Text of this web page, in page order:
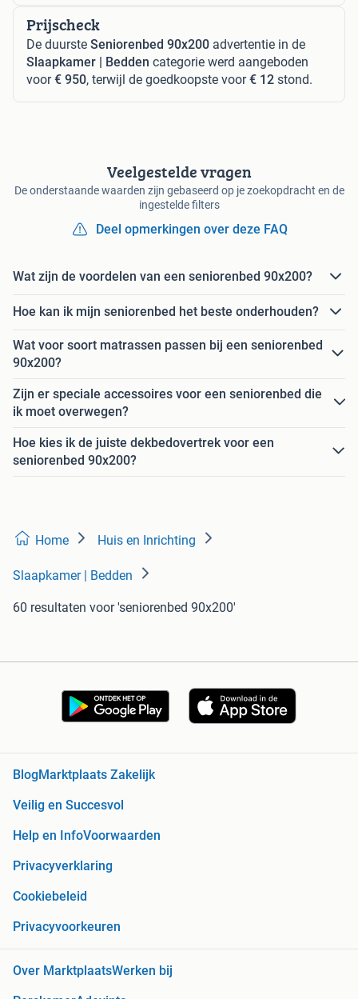
Prijscheck
De duurste Seniorenbed 90x200 advertentie in de
Slaapkamer | Bedden categorie werd aangeboden
voor€ 950, terwijl de goedkoopste voor€ 12 stond.
Veelgestelde vragen
De onderstaande waarden zijn gebaseerd op je zoekopdracht en de
ingestelde filters
Deel opmerkingen over deze FAQ
Wat zijn de voordelen van een seniorenbed 90x200?
Hoe kan ik mijn seniorenbed het beste onderhouden?
Wat voor soort matrassen passen bij een seniorenbed
90x200?
Zijn er speciale accessoires voor een seniorenbed die
ik moet overwegen?
Hoe kies ik de juiste dekbedovertrek voor een
seniorenbed 90x200?
Home Huis en Inrichting
Slaapkamer | Bedden
60 resultaten voor 'seniorenbed 90x200'
BlogMarktplaats Zakelijk
Veilig en Succesvol
Help en InfoVoorwaarden
Privacyverklaring
Cookiebeleid
Privacyvoorkeuren
Over MarktplaatsWerken bij